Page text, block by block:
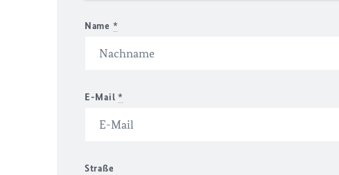
Name *
E-Mail *
Straße